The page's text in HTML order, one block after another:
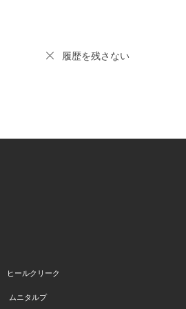
履歴を残さない
ヒールクリーク
ムニタルプ